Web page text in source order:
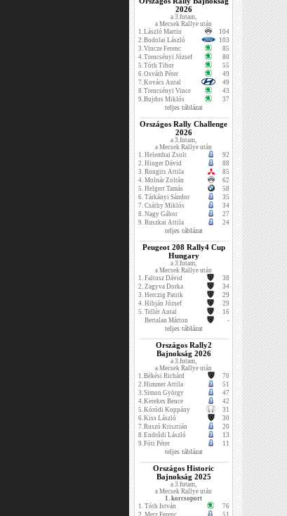
2026
a 3.futam,
a Mecsek Rallye után
1.László Martin
104
2.Bodolai László
103
3.Vincze Ferenc
85
4.Trencsényi József
80
5.Tóth Tibor
55
6.Osváth Péter
49
7.Kovács Antal
49
8.Trencsényi Vince
43
9.Bujdos Miklós 37
teljes táblázat
Országos Rally Challenge
2026
a 3.futam,
a Mecsek Rallye után
1. Helembai Zsolt
92
2. Hinger Dávid
88
3. Rongits Attila
85
4. Molnár Zoltán
62
5. Helgert Tamás
58
6. Tárkányi Sándor
35
7. Csáthy Miklós
34
8. Nagy Gábor
27
9. Ruszkai Attila 24
teljes táblázat
Peugeot 208 Rally4 Cup
Hungary
a 3.futam,
a Mecsek Rallye után
1. Faltusz Dávid
38
2. Zagyva Dorka
34
3. Herczig Patrik
29
4. Hibján József
29
5. Tellér Antal
16
Bertalan Márton
-
teljes táblázat
Országos Rally2
Bajnokság 2026
a 3.futam,
a Mecsek Rallye után
1.Békési Richárd
70
2.Himmer Attila
51
3.Simon György
47
4.Kerekes Bence
42
5.Kóródi Koppány
31
6.Kiss László
30
7.Ruszó Krisztián
20
8.Endrődi László
13
9.Fóti Péter 11
teljes táblázat
Országos Historic
Bajnokság 2025
a 3.futam,
a Mecsek Rallye után
1. korcsoport
1. Tóth István
76
2. Metz Ferenc 51